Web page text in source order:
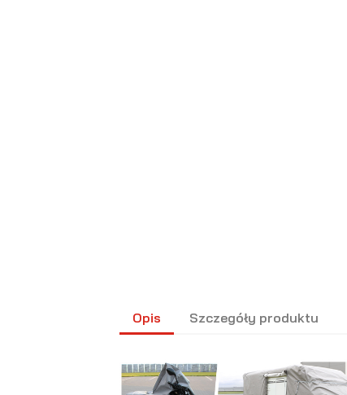
Opis Szczegóły produktu